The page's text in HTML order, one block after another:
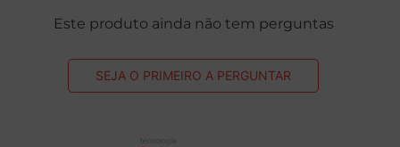
Este produto ainda não tem perguntas
SEJA O PRIMEIRO A PERGUNTAR